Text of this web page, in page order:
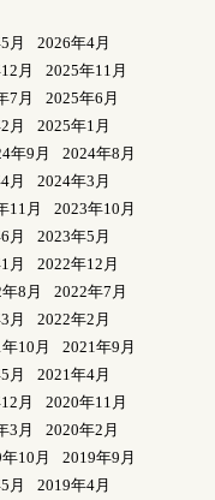
月
2026年4月
月
2025年11月
7月
2025年6月
月
2025年1月
年9月
2024年8月
月
2024年3月
11月
2023年10月
月
2023年5月
月
2022年12月
8月
2022年7月
月
2022年2月
10月
2021年9月
月
2021年4月
月
2020年11月
3月
2020年2月
10月
2019年9月
月
2019年4月